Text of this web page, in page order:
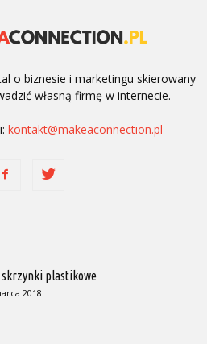
o biznesie i marketingu skierowany
własną firmę w internecie.
kontakt@makeaconnection.pl
skrzynki plastikowe
2018